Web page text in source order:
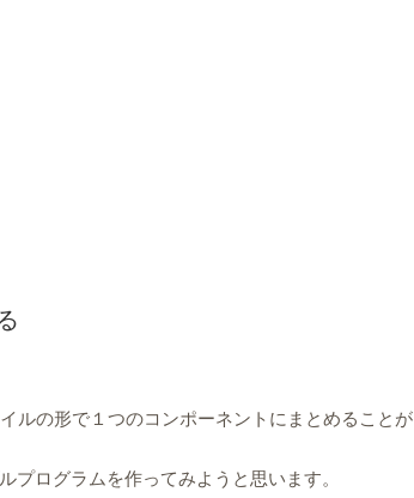
ルの形で１つのコンポーネントにまとめることが
ログラムを作ってみようと思います。